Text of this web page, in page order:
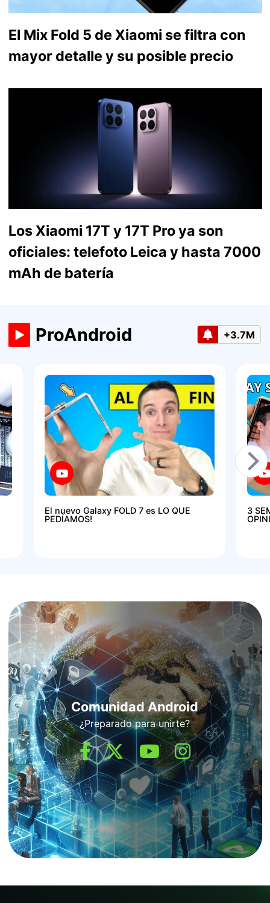
El Mix Fold 5 de Xiaomi se filtra con
mayor detalle y su posible precio
Los Xiaomi 17T y 17T Pro ya son
oficiales: telefoto Leica y hasta 7000
mAh de batería
ProAndroid +3.7M
El nuevo Galaxy FOLD 7 es LO QUE
PEDÍAMOS!
3
Comunidad Android
¿Preparado para unirte?